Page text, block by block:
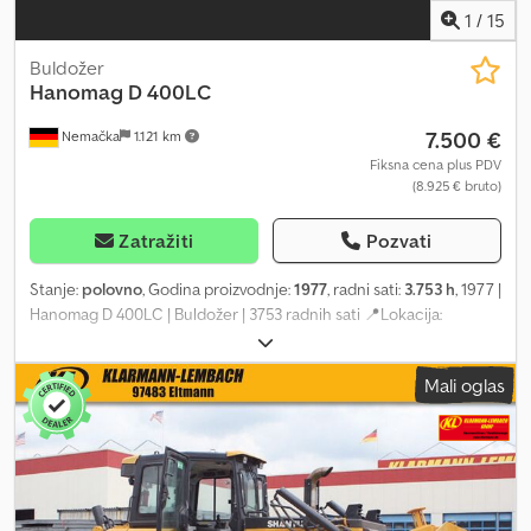
1 / 15
Nemačka 1.121 km
Buldožer
Hanomag D 400LC
7.500 €
Fiksna cena plus PDV
(8.925 € bruto)
Zatražiti Pozvati
Stanje: polovno, Godina proizvodnje:1977, radni sati: 3.753 h, 1977 |
Hanomag D 400LC | Buldožer | 3753 radnih sati 📍Lokacija:
Nemačka 🚛 Dostava dostupna do vaše destinacije – Koristite naš
kalkulator transporta da procenite troškove isporuke! 💰 Kupite
odmah za 7.500 EUR ili ponudite svoju cenu. Plaćanje pri isporuci
dostupno uz pristupačnu naknadu (podležno odobrenju)* 👷‍♂️
Pregledao nezavisan stručnjak 33 inspekcionih tačaka: 19
odobrenih ✅ 12 nepotpunih ℹ️ 2 problematične ⚠️ 📌 Komentar
inspektora: 📄 Želite da vidite kompletnu inspekciju, dodatne
fotografije ili video? Savet: Referenca "29698 Equippo" se često
Mali oglas